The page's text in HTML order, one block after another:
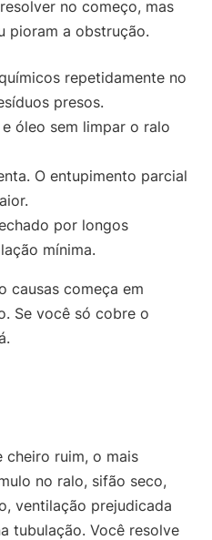
no começo, mas
pioram a obstrução.
repetidamente no
presos.
óleo sem limpar o ralo
O entupimento parcial
por longos
mínima.
causas começa em
Se você só cobre o
cheiro ruim, o mais
no ralo, sifão seco,
ventilação prejudicada
tubulação. Você resolve